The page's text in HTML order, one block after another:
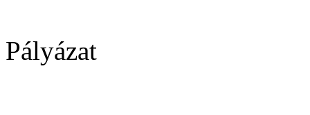
Pályázat